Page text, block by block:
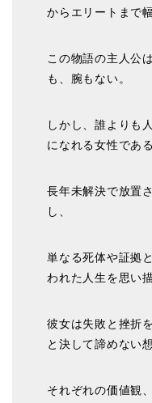
からエリートまで
この物語の主人公
も、腕もない。
しかし、誰よりも
になれる女性である
長年未解決で放置
し、
単なる死体や証拠
われた人生を思い
彼女は失敗と挫折
と決して諦めない
それぞれの価値観